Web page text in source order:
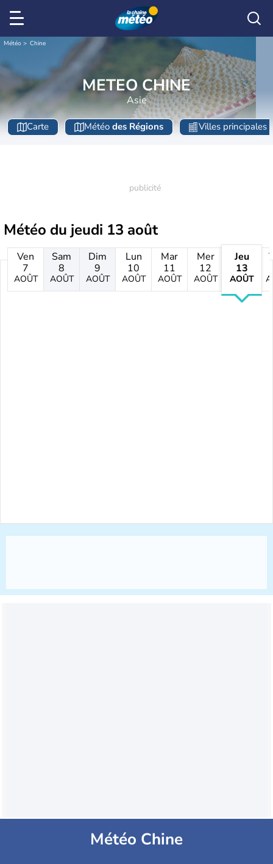
Météo Chine
METEO CHINE
Asie
Carte Météo des Régions Villes principales
Météo du jeudi 13 août
Ven
7
AOÛT
Sam
8
AOÛT
Dim
9
AOÛT
Lun
10
AOÛT
Mar
11
AOÛT
Mer
12
AOÛT
Jeu
13
AOÛT
Météo Chine